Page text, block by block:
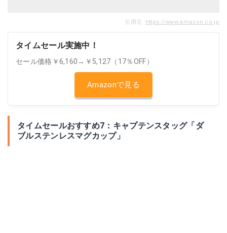
引用元: https://www.amazon.co.jp
タイムセール実施中！
セール価格￥6,160→￥5,127（17％OFF）
Amazonで見る
タイムセールおすすめ7：キャプテンスタッグ「ダ
ブルステンレスマグカップ」